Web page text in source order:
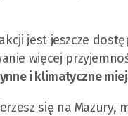
jest jeszcze
więcej
i klimatyczne
się na Mazury,